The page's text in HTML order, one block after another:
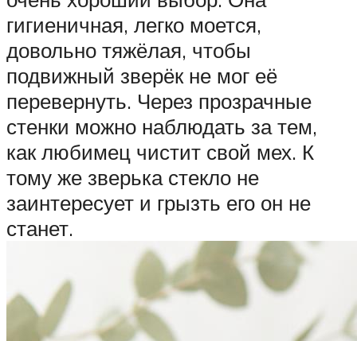
гигиеничная, легко моется,
довольно тяжёлая, чтобы
подвижный зверёк не мог её
перевернуть. Через прозрачные
стенки можно наблюдать за тем,
как любимец чистит свой мех. К
тому же зверька стекло не
заинтересует и грызть его он не
станет.